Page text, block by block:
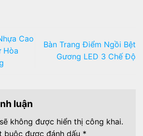
Cao
Hòa
Bàn Trang Điểm Ngồi Bệt
Gương LED 3 Chế Độ
luận
không được hiển thị công khai.
buộc được đánh dấu *